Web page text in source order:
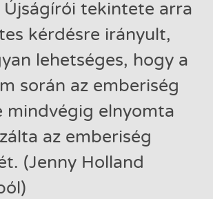
Újságírói tekintete arra
kérdésre irányult,
lehetséges, hogy a
során az emberiség
mindvégig elnyomta
az emberiség
(Jenny Holland